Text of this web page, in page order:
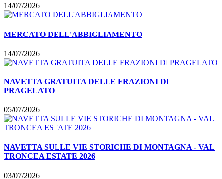
14/07/2026
MERCATO DELL'ABBIGLIAMENTO
14/07/2026
NAVETTA GRATUITA DELLE FRAZIONI DI
PRAGELATO
05/07/2026
NAVETTA SULLE VIE STORICHE DI MONTAGNA - VAL
TRONCEA ESTATE 2026
03/07/2026